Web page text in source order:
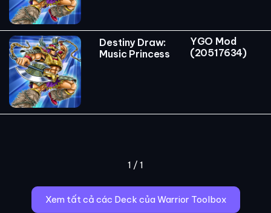
Destiny Draw:
Music Princess
YGO Mod
(20517634)
1 / 1
Xem tất cả các Deck của Warrior Toolbox